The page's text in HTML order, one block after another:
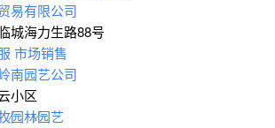
易有限公司
城海力生路88号
市场销售
南园艺公司
小区
园林∕园艺